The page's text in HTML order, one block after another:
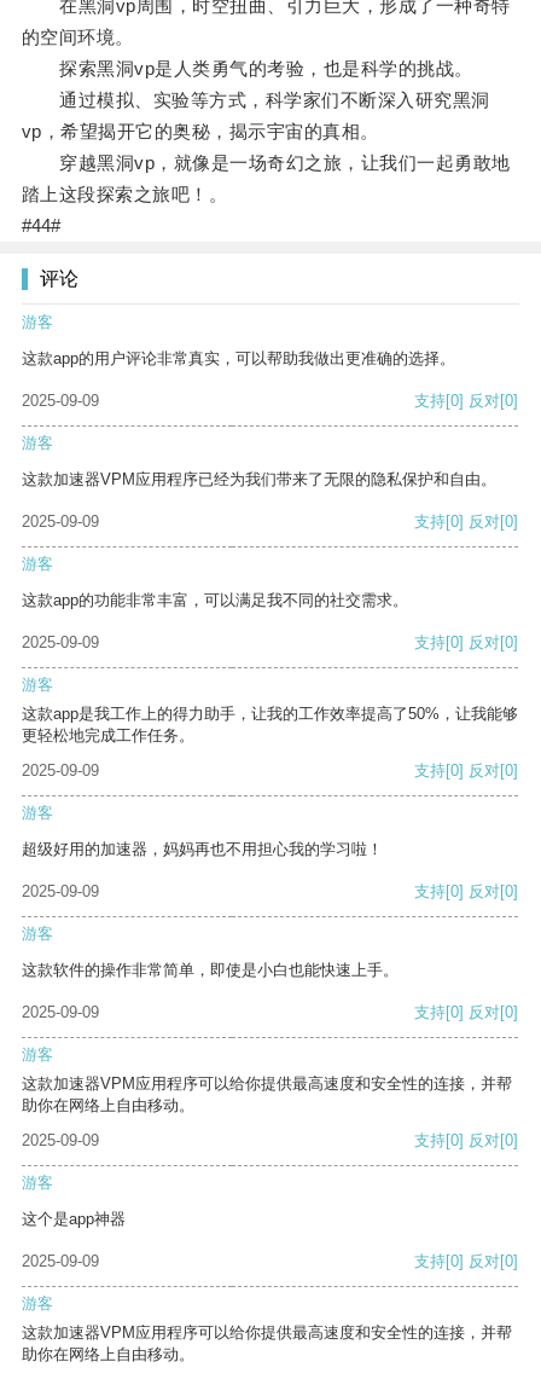
在黑洞vp周围，时空扭曲、引力巨大，形成了一种奇特
的空间环境。
探索黑洞vp是人类勇气的考验，也是科学的挑战。
通过模拟、实验等方式，科学家们不断深入研究黑洞
vp，希望揭开它的奥秘，揭示宇宙的真相。
穿越黑洞vp，就像是一场奇幻之旅，让我们一起勇敢地
踏上这段探索之旅吧！。
#44#
评论
游客
这款app的用户评论非常真实，可以帮助我做出更准确的选择。
2025-09-09 支持[0] 反对[0]
游客
这款加速器VPM应用程序已经为我们带来了无限的隐私保护和自由。
2025-09-09 支持[0] 反对[0]
游客
这款app的功能非常丰富，可以满足我不同的社交需求。
2025-09-09 支持[0] 反对[0]
游客
这款app是我工作上的得力助手，让我的工作效率提高了50%，让我能够
更轻松地完成工作任务。
2025-09-09
支持[0] 反对[0]
游客
超级好用的加速器，妈妈再也不用担心我的学习啦！
2025-09-09 支持[0] 反对[0]
游客
这款软件的操作非常简单，即使是小白也能快速上手。
2025-09-09 支持[0] 反对[0]
游客
这款加速器VPM应用程序可以给你提供最高速度和安全性的连接，并帮
助你在网络上自由移动。
2025-09-09
支持[0] 反对[0]
游客
这个是app神器
2025-09-09 支持[0] 反对[0]
游客
这款加速器VPM应用程序可以给你提供最高速度和安全性的连接，并帮
助你在网络上自由移动。